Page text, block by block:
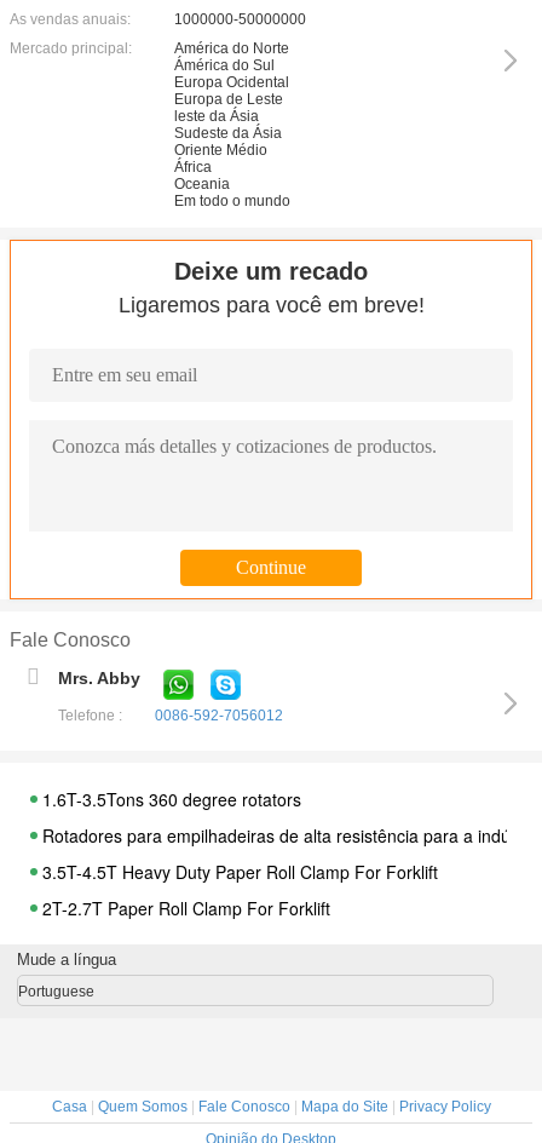
As vendas anuais:
1000000-50000000
Mercado principal:
América do Norte
Ámérica do Sul
Europa Ocidental
Europa de Leste
leste da Ásia
Sudeste da Ásia
Oriente Médio
África
Oceania
Em todo o mundo
Deixe um recado
Ligaremos para você em breve!
Fale Conosco
Mrs. Abby
Telefone : 0086-592-7056012
1.6T-3.5Tons 360 degree rotators
Rotadores para empilhadeiras de alta resistência para a
3.5T-4.5T Heavy Duty Paper Roll Clamp For Forklift
2T-2.7T Paper Roll Clamp For Forklift
Tobacco Carton Clamps
Telescopic tyre clmaps for forklift
Mude a língua
Portuguese
Casa | Quem Somos| Fale Conosco| Mapa do Site | Privacy Policy
Opinião do Desktop